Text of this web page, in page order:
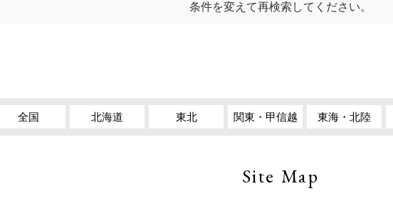
条件を変えて再検索してください。
全国 北海道 東北 関東・甲信越 東海・北陸
Site Map